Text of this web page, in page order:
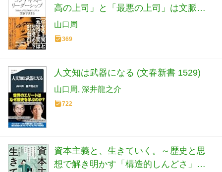
高の上司」と「最悪の上司」は文脈で
決まる (光文社新書 1406)
山口周
369
人文知は武器になる (文春新書 1529)
山口周 深井龍之介
722
資本主義と、生きていく。～歴史と思
想で解き明かす「構造的しんどさ」の